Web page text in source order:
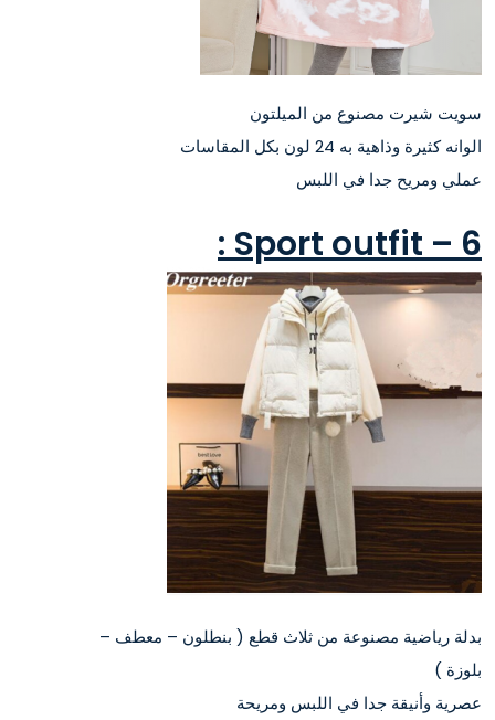
سويت شيرت مصنوع من الميلتون
الوانه كثيرة وذاهية به 24 لون بكل المقاسات
عملي ومريح جدا في اللبس
6 – Sport outfit :
بدلة رياضية مصنوعة من ثلاث قطع ( بنطلون – معطف –
بلوزة )
عصرية وأنيقة جدا في اللبس ومريحة